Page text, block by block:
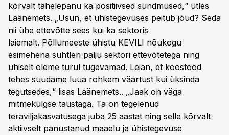
kõrvalt tähelepanu ka positiivsed sündmused,“ ütles
Läänemets. „Usun, et ühistegevuses peitub jõud? Seda
nii ühe ettevõtte sees kui ka sektoris
laiemalt. Põllumeeste ühistu KEVILI nõukogu
esimehena suhtlen palju sektori ettevõtetega ning
ühiselt oleme turul tugevamad. Leian, et koostööd
tehes suudame luua rohkem väärtust kui üksinda
tegutsedes,“ lisas Läänemets.. „Jaak on väga
mitmekülgse taustaga. Ta on tegelenud
teraviljakasvatusega juba 25 aastat ning selle kõrvalt
aktiivselt panustanud maaelu ja ühistegevuse